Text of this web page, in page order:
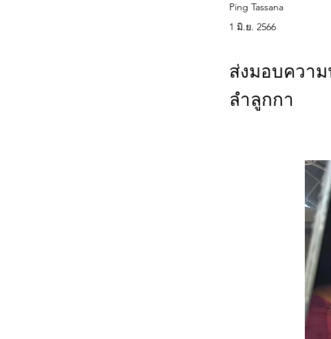
Ping Tassana
1 มิ.ย. 2566
ส่งมอบควา
ลำลูกกา